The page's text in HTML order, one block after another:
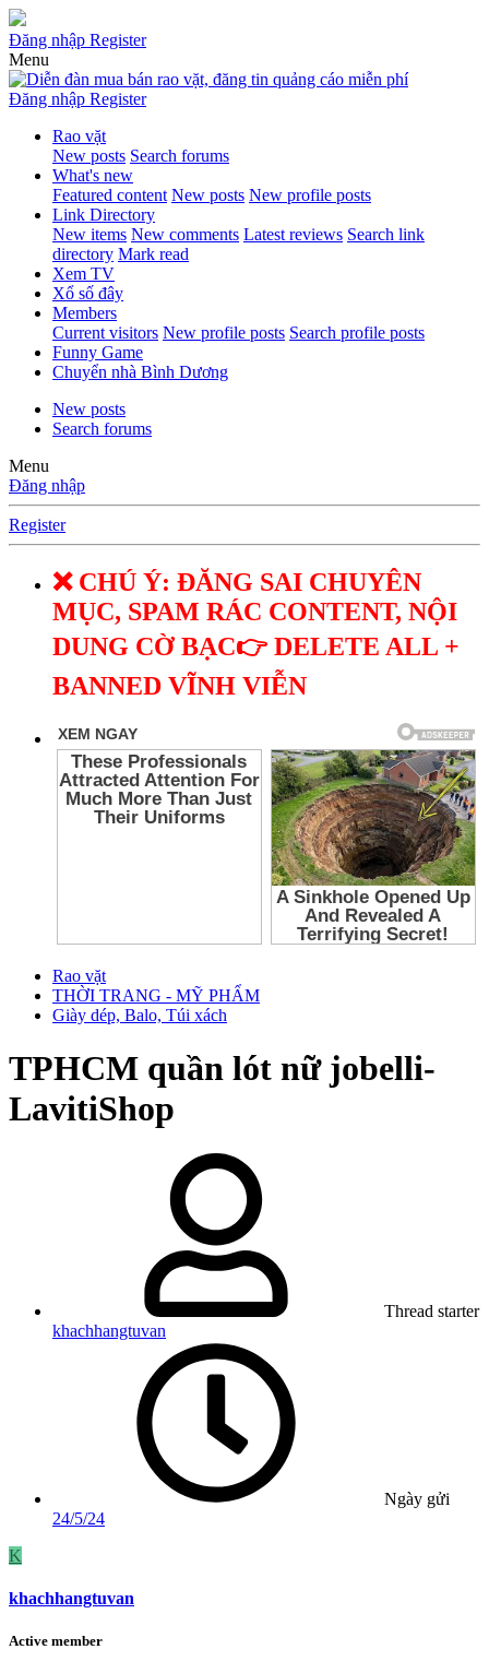
Đăng nhập Register
Menu
Đăng nhập Register
Rao vặt
New posts Search forums
What's new
Featured content New posts New profile posts
Link Directory
New items New comments Latest reviews Search link
directory Mark read
Xem TV
Xổ số đây
Members
Current visitors New profile posts Search profile posts
Funny Game
Chuyển nhà Bình Dương
New posts
Search forums
Menu
Đăng nhập
Register
❌ CHÚ Ý: ĐĂNG SAI CHUYÊN
MỤC, SPAM RÁC CONTENT, NỘI
DUNG CỜ BẠC👉 DELETE ALL +
BANNED VĨNH VIỄN
Rao vặt
THỜI TRANG - MỸ PHẨM
Giày dép, Balo, Túi xách
TPHCM quần lót nữ jobelli-
LavitiShop
Thread starter
khachhangtuvan
Ngày gửi
24/5/24
K
khachhangtuvan
Active member